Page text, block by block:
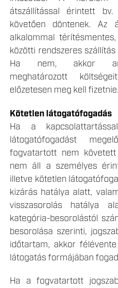
átszállítással érintett bv.
követően döntenek. Az
alkalommal
közötti rendszeres
Ha nem, akkor
meghatározott
előzetesen meg kell fizetnie.
Kötetlen látogatófogadás
Ha a
látogatófogadást
fogvatartott nem
nem áll a személyes
illetve kötetlen
kizárás hatálya alatt,
visszasorolás hatálya
kategória-besorolástól
besorolása szerinti,
időtartam, akkor
látogatás formájában
Ha a fogvatartott